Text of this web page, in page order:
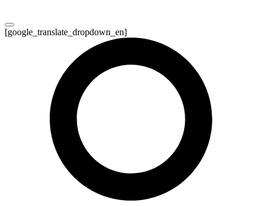
[google_translate_dropdown_en]